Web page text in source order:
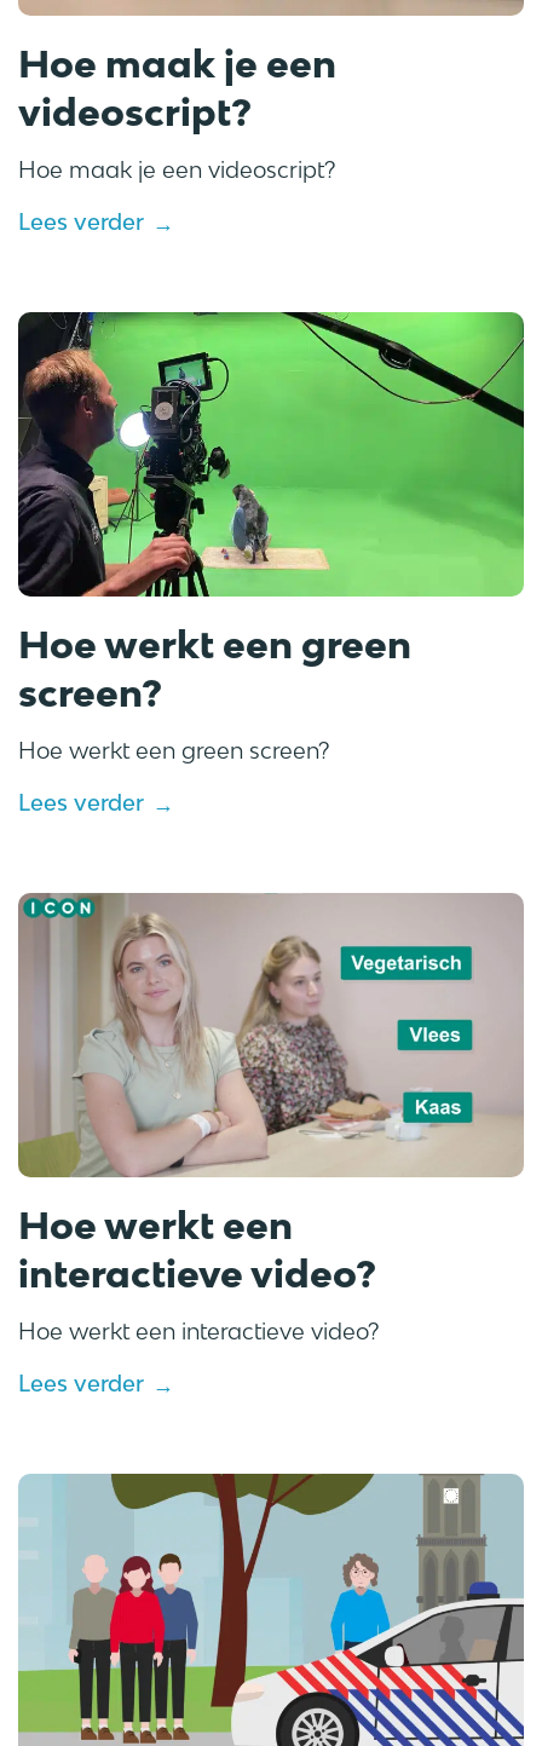
Hoe maak je een
videoscript?
Hoe maak je een videoscript?
Lees verder
Hoe werkt een green
screen?
Hoe werkt een green screen?
Lees verder
Hoe werkt een
interactieve video?
Hoe werkt een interactieve video?
Lees verder